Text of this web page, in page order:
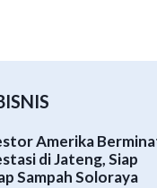
Amerika
di Jateng, Siap
Sampah Soloraya